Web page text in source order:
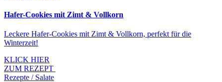
Hafer-Cookies mit Zimt & Vollkorn
Leckere Hafer-Cookies mit Zimt & Vollkorn, perfekt für die
Winterzeit!
KLICK HIER
ZUM REZEPT
Rezepte / Salate